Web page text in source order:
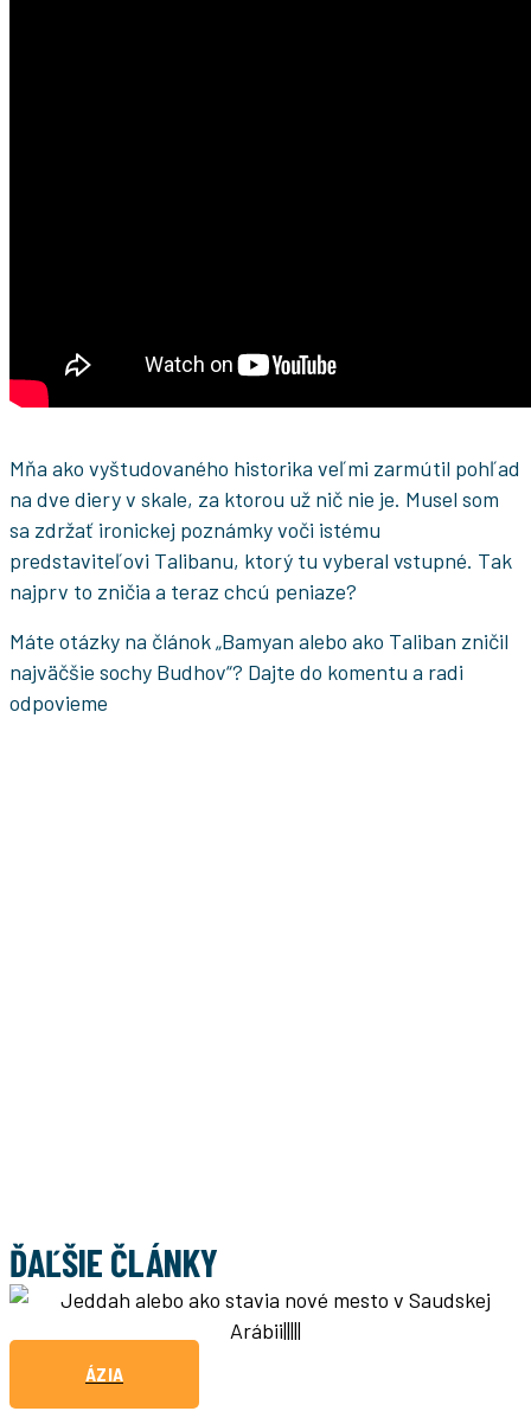
Mňa ako vyštudovaného historika veľmi zarmútil pohľad
na dve diery v skale, za ktorou už nič nie je. Musel som
sa zdržať ironickej poznámky voči istému
predstaviteľovi Talibanu, ktorý tu vyberal vstupné. Tak
najprv to zničia a teraz chcú peniaze?
Máte otázky na článok „Bamyan alebo ako Taliban zničil
najväčšie sochy Budhov“? Dajte do komentu a radi
odpovieme
ĎAĽŠIE ČLÁNKY
ÁZIA